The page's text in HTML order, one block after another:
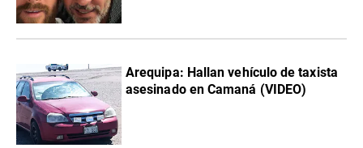
Arequipa: Hallan vehículo de taxista
asesinado en Camaná (VIDEO)